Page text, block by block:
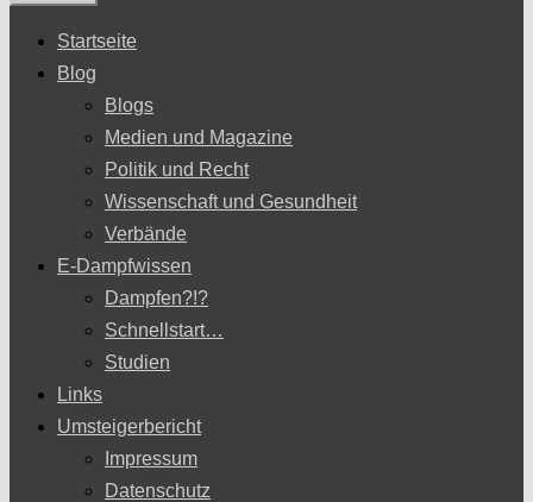
Startseite
Blog
Blogs
Medien und Magazine
Politik und Recht
Wissenschaft und Gesundheit
Verbände
E-Dampfwissen
Dampfen?!?
Schnellstart…
Studien
Links
Umsteigerbericht
Impressum
Datenschutz